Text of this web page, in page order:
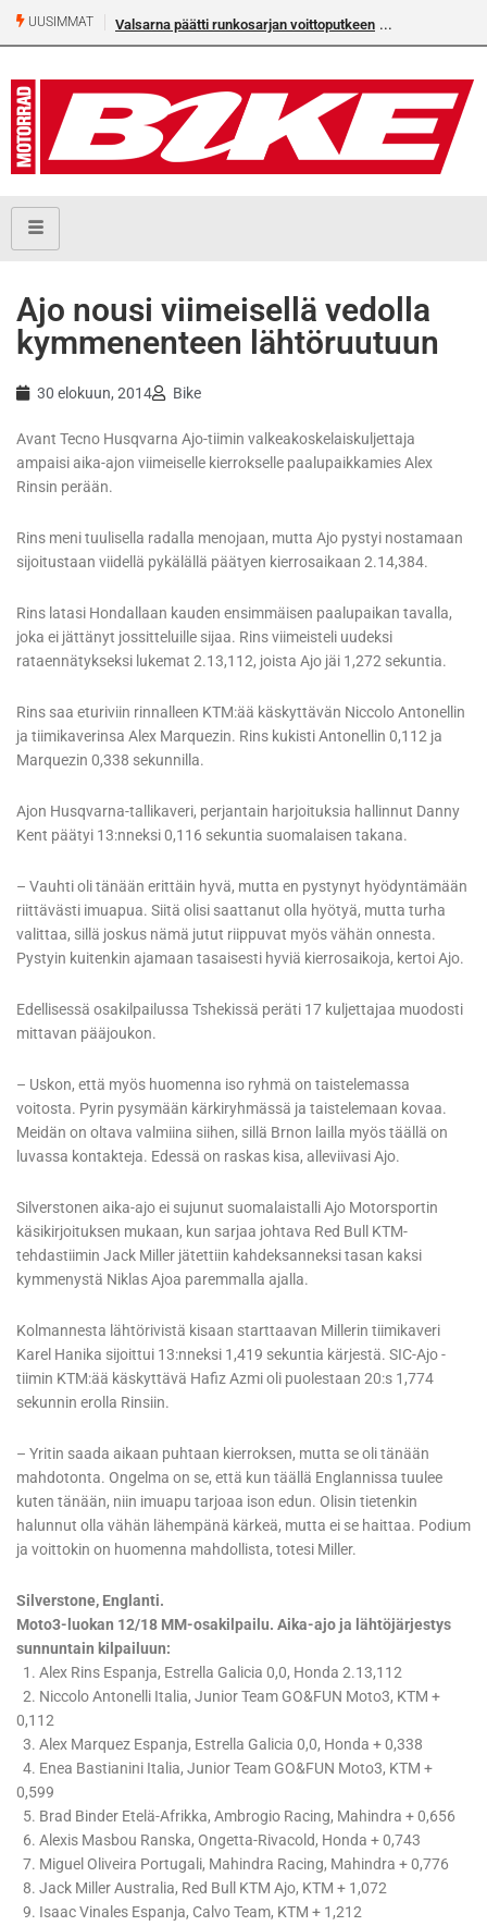
UUSIMMAT Valsarna päätti runkosarjan voittoputkeen
Ajo nousi viimeisellä vedolla
kymmenenteen lähtöruutuun
30 elokuun, 2014 Bike
Avant Tecno Husqvarna Ajo-tiimin valkeakoskelaiskuljettaja
ampaisi aika-ajon viimeiselle kierrokselle paalupaikkamies Alex
Rinsin perään.
Rins meni tuulisella radalla menojaan, mutta Ajo pystyi nostamaan
sijoitustaan viidellä pykälällä päätyen kierrosaikaan 2.14,384.
Rins latasi Hondallaan kauden ensimmäisen paalupaikan tavalla,
joka ei jättänyt jossitteluille sijaa. Rins viimeisteli uudeksi
rataennätykseksi lukemat 2.13,112, joista Ajo jäi 1,272 sekuntia.
Rins saa eturiviin rinnalleen KTM:ää käskyttävän Niccolo Antonellin
ja tiimikaverinsa Alex Marquezin. Rins kukisti Antonellin 0,112 ja
Marquezin 0,338 sekunnilla.
Ajon Husqvarna-tallikaveri, perjantain harjoituksia hallinnut Danny
Kent päätyi 13:nneksi 0,116 sekuntia suomalaisen takana.
– Vauhti oli tänään erittäin hyvä, mutta en pystynyt hyödyntämään
riittävästi imuapua. Siitä olisi saattanut olla hyötyä, mutta turha
valittaa, sillä joskus nämä jutut riippuvat myös vähän onnesta.
Pystyin kuitenkin ajamaan tasaisesti hyviä kierrosaikoja, kertoi Ajo.
Edellisessä osakilpailussa Tshekissä peräti 17 kuljettajaa muodosti
mittavan pääjoukon.
– Uskon, että myös huomenna iso ryhmä on taistelemassa
voitosta. Pyrin pysymään kärkiryhmässä ja taistelemaan kovaa.
Meidän on oltava valmiina siihen, sillä Brnon lailla myös täällä on
luvassa kontakteja. Edessä on raskas kisa, alleviivasi Ajo.
Silverstonen aika-ajo ei sujunut suomalaistalli Ajo Motorsportin
käsikirjoituksen mukaan, kun sarjaa johtava Red Bull KTM-
tehdastiimin Jack Miller jätettiin kahdeksanneksi tasan kaksi
kymmenystä Niklas Ajoa paremmalla ajalla.
Kolmannesta lähtörivistä kisaan starttaavan Millerin tiimikaveri
Karel Hanika sijoittui 13:nneksi 1,419 sekuntia kärjestä. SIC-Ajo -
tiimin KTM:ää käskyttävä Hafiz Azmi oli puolestaan 20:s 1,774
sekunnin erolla Rinsiin.
– Yritin saada aikaan puhtaan kierroksen, mutta se oli tänään
mahdotonta. Ongelma on se, että kun täällä Englannissa tuulee
kuten tänään, niin imuapu tarjoaa ison edun. Olisin tietenkin
halunnut olla vähän lähempänä kärkeä, mutta ei se haittaa. Podium
ja voittokin on huomenna mahdollista, totesi Miller.
Silverstone, Englanti.
Moto3-luokan 12/18 MM-osakilpailu. Aika-ajo ja lähtöjärjestys
sunnuntain kilpailuun:
1. Alex Rins Espanja, Estrella Galicia 0,0, Honda 2.13,112
2. Niccolo Antonelli Italia, Junior Team GO&FUN Moto3, KTM +
0,112
3. Alex Marquez Espanja, Estrella Galicia 0,0, Honda + 0,338
4. Enea Bastianini Italia, Junior Team GO&FUN Moto3, KTM +
0,599
5. Brad Binder Etelä-Afrikka, Ambrogio Racing, Mahindra + 0,656
6. Alexis Masbou Ranska, Ongetta-Rivacold, Honda + 0,743
7. Miguel Oliveira Portugali, Mahindra Racing, Mahindra + 0,776
8. Jack Miller Australia, Red Bull KTM Ajo, KTM + 1,072
9. Isaac Vinales Espanja, Calvo Team, KTM + 1,212